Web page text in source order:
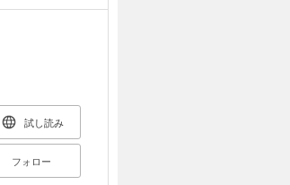
試し読み
フォロー